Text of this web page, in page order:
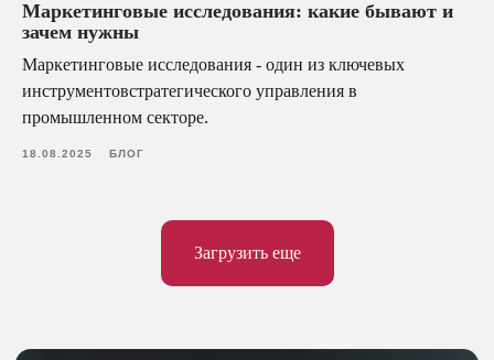
Маркетинговые исследования: какие бывают и
зачем нужны
Маркетинговые исследования - один из ключевых
инструментовстратегического управления в
промышленном секторе.
18.08.2025 БЛОГ
Загрузить еще